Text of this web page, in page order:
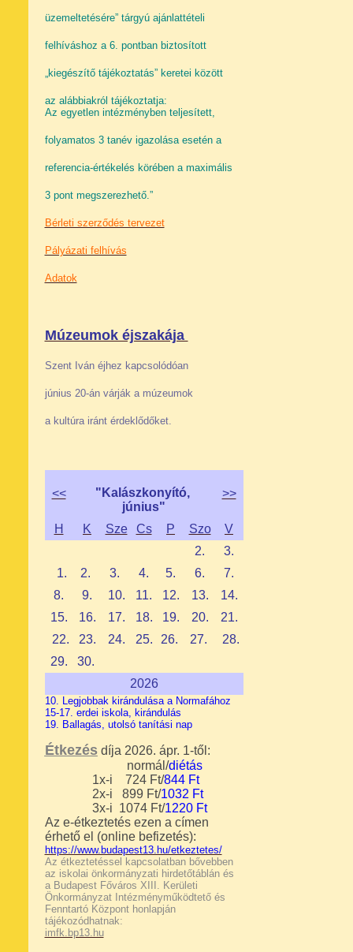
üzemeltetésére” tárgyú ajánlattételi
felhíváshoz a 6. pontban biztosított
„kiegészítő tájékoztatás” keretei között
az alábbiakról tájékoztatja:
Az egyetlen intézményben teljesített,
folyamatos 3 tanév igazolása esetén a
referencia-értékelés körében a maximális
3 pont megszerezhető.”
Bérleti szerződés tervezet
Pályázati felhívás
Adatok
Múzeumok éjszakája
Szent Iván éjhez kapcsolódóan
június 20-án várják a múzeumok
a kultúra iránt érdeklődőket.
<<
"Kalászkonyító,
június"
>>
H K Sze Cs P Szo
V
2.
3.
1. 2. 3. 4. 5. 6.
7.
8.
9. 10. 11. 12. 13.
14.
15.
16. 17. 18. 19. 20.
21.
22.
23. 24. 25. 26. 27.
28.
29.
30.
2026
10. Legjobbak kirándulása a Normafához
15-17. erdei iskola, kirándulás
19. Ballagás, utolsó tanítási nap
Étkezésdíja 2026. ápr. 1-től:
normál/diétás
1x-i 724 Ft/844 Ft
2x-i 899 Ft/1032 Ft
3x-i 1074 Ft/1220Ft
Az e-étkeztetés ezen a címen
érhető el (online befizetés):
https://www.budapest13.hu/etkeztetes/
Az étkeztetéssel kapcsolatban bővebben
az iskolai önkormányzati hirdetőtáblán és
a Budapest Főváros XIII. Kerületi
Önkormányzat Intézményműködtető és
Fenntartó Központ honlapján
tájékozódhatnak:
imfk.bp13.hu